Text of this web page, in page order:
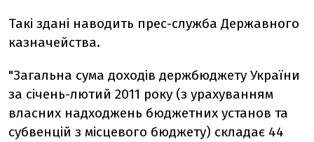
Такі здані наводить прес-служба Державного
казначейства.
"Загальна сума доходів держбюджету України
за січень-лютий 2011 року (з урахуванням
власних надходжень бюджетних установ та
субвенцій з місцевого бюджету) складає 44